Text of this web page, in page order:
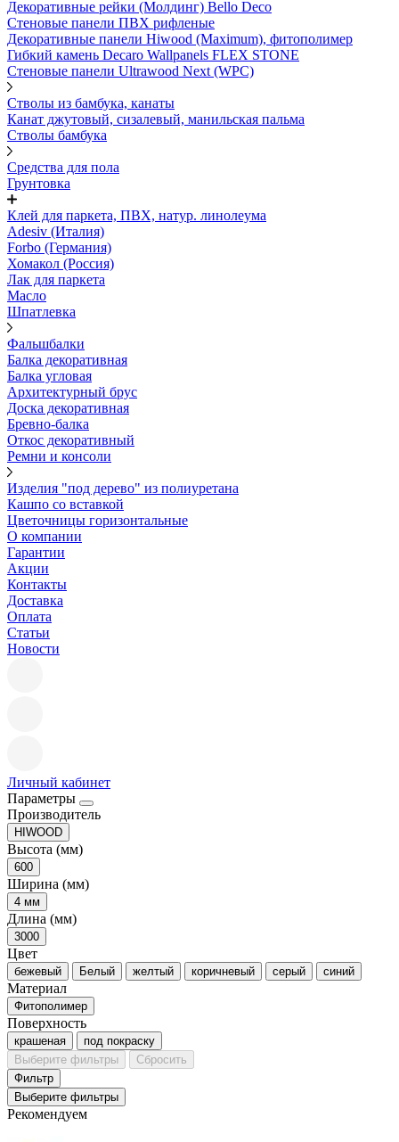
Декоративные рейки (Молдинг) Bello Deco
Стеновые панели ПВХ рифленые
Декоративные панели Hiwood (Maximum), фитополимер
Гибкий камень Decaro Wallpanels FLEX STONE
Стеновые панели Ultrawood Next (WPC)
Стволы из бамбука, канаты
Канат джутовый, сизалевый, манильская пальма
Стволы бамбука
Средства для пола
Грунтовка
Клей для паркета, ПВХ, натур. линолеума
Adesiv (Италия)
Forbo (Германия)
Хомакол (Россия)
Лак для паркета
Масло
Шпатлевка
Фальшбалки
Балка декоративная
Балка угловая
Архитектурный брус
Доска декоративная
Бревно-балка
Откос декоративный
Ремни и консоли
Изделия "под дерево" из полиуретана
Кашпо со вставкой
Цветочницы горизонтальные
О компании
Гарантии
Акции
Контакты
Доставка
Оплата
Статьи
Новости
Личный кабинет
Параметры
Производитель
HIWOOD
Высота (мм)
600
Ширина (мм)
4 мм
Длина (мм)
3000
Цвет
бежевый Белый желтый коричневый серый синий
Материал
Фитополимер
Поверхность
крашеная
под покраску
Выберите фильтры
Сбросить
Фильтр
Выберите фильтры
Рекомендуем